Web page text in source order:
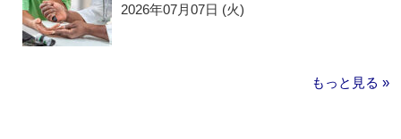
2026年07月07日 (火)
もっと見る »